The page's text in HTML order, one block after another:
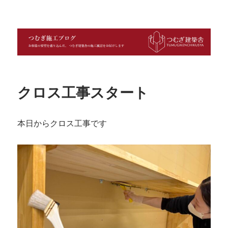
つむぎ施工ブログ
クロス工事スタート
本日からクロス工事です